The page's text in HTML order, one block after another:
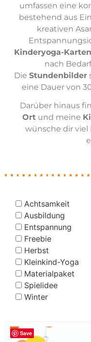
umfassen eine
bestehend aus
kreativen
Kinderyoga-Karten
nach
Die Stundenbilder
eine Dauer von
Darüber hinaus
Ortund meine
wünsche dir
Achtsamkeit
Ausbildung
Entspannung
Freebie
Herbst
Kleinkind-Yoga
Materialpaket
Spielidee
Winter
Save